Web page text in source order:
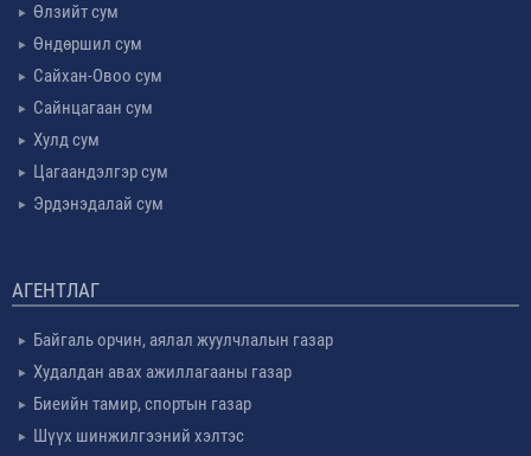
Өлзийт сум
Өндөршил сум
Сайхан-Овоо сум
Сайнцагаан сум
Хулд сум
Цагаандэлгэр сум
Эрдэнэдалай сум
АГЕНТЛАГ
Байгаль орчин, аялал жуулчлалын газар
Худалдан авах ажиллагааны газар
Биеийн тамир, спортын газар
Шүүх шинжилгээний хэлтэс